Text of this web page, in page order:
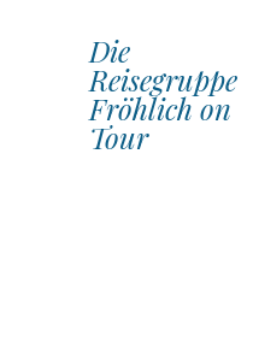
Die
Reisegruppe
Fröhlich on
Tour